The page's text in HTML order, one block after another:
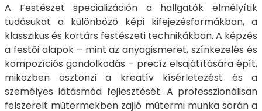
A Festészet specializáción a hallgatók elmélyítik
tudásukat a különböző képi kifejezésformákban, a
klasszikus és kortárs festészeti technikákban. A képzés
a festői alapok – mint az anyagismeret, színkezelés és
kompozíciós gondolkodás – precíz elsajátítására épít,
miközben ösztönzi a kreatív kísérletezést és a
személyes látásmód fejlesztését. A professzionálisan
felszerelt műtermekben zajló műtermi munka során a